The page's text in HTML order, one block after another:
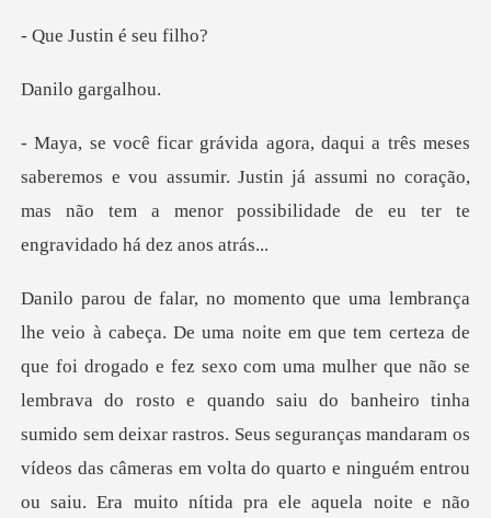
stin é s
o gar
os e vou assumir. Justin já assumi no coração,
mas não tem a me
com uma mulher que não se
lembrava do rosto e quando saiu do banheiro tinha
sumido sem deixar rastros. Seus seguranças mandaram os
ví